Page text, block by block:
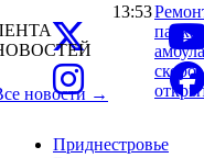
Приднестровье
новости →
13:53
скоро